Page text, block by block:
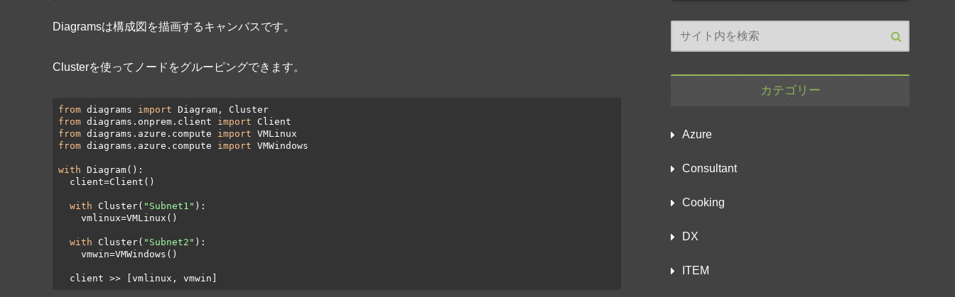
Diagramsは構成図を描画するキャンバスです。
Clusterを使ってノードをグルーピングできます。
from diagrams import
from diagrams.onprem.client import
from diagrams.azure.compute import
from diagrams.azure.compute import VMWindows
with Diagram():
  client=Client()
with Cluster( "Subnet1" ):
    vmlinux=VMLinux()
with Cluster( "Subnet2" ):
    vmwin=VMWindows()
  client >> [vmlinux, vmwin]
カテゴリー
Azure
Consultant
Cooking
DX
ITEM